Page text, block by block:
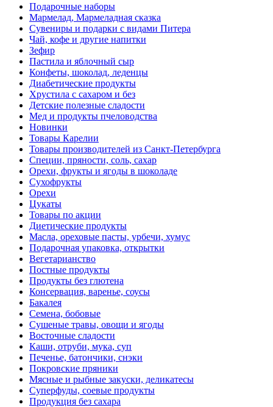
Подарочные наборы
Мармелад, Мармеладная сказка
Сувениры и подарки с видами Питера
Чай, кофе и другие напитки
Зефир
Пастила и яблочный сыр
Конфеты, шоколад, леденцы
Диабетические продукты
Хрустила с сахаром и без
Детские полезные сладости
Мед и продукты пчеловодства
Новинки
Товары Карелии
Товары производителей из Санкт-Петербурга
Специи, пряности, соль, сахар
Орехи, фрукты и ягоды в шоколаде
Сухофрукты
Орехи
Цукаты
Товары по акции
Диетические продукты
Масла, ореховые пасты, урбечи, хумус
Подарочная упаковка, открытки
Вегетарианство
Постные продукты
Продукты без глютена
Консервация, варенье, соусы
Бакалея
Семена, бобовые
Сушеные травы, овощи и ягоды
Восточные сладости
Каши, отруби, мука, суп
Печенье, батончики, снэки
Покровские пряники
Мясные и рыбные закуски, деликатесы
Суперфуды, соевые продукты
Продукция без сахара